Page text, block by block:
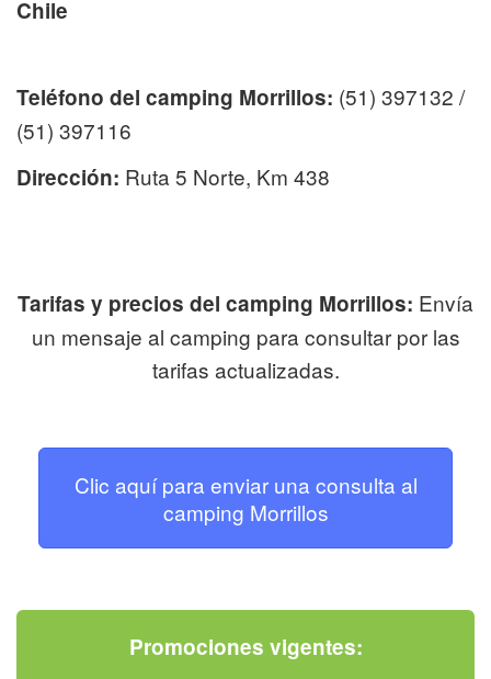
Chile
Teléfono del camping Morrillos: (51) 397132 /
(51) 397116
Dirección: Ruta 5 Norte, Km 438
Tarifas y precios del camping Morrillos: Envía
un mensaje al camping para consultar por las
tarifas actualizadas.
Clic aquí para enviar una consulta al
camping Morrillos
Promociones vigentes: